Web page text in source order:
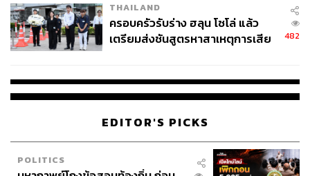
THAILAND
ครอบครัวรับร่าง ฮลุน โซโล่ แล้ว
เตรียมส่งชันสูตรหาสาเหตุการเสีย
482
EDITOR'S PICKS
POLITICS